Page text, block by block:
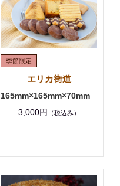
エリカ街道
165mm×165mm×70mm
3,000円
（税込み）